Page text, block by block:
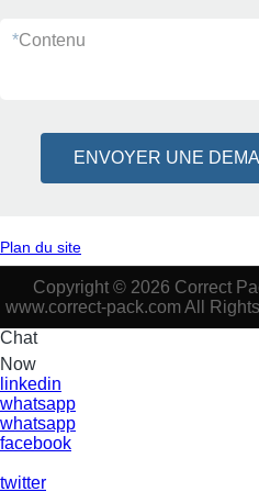
*Contenu
ENVOYER UNE
Plan du site
Copyright © 2026 Correct
www.correct-pack.com All
Chat
Now
linkedin
whatsapp
whatsapp
facebook
twitter